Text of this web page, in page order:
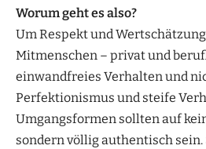
Worum geht es also?
Um Respekt und
Mitmenschen – privat und
einwandfreies Verhalten und
Perfektionismus und steife
Umgangsformen sollten auf
sondern völlig authentisch sein.